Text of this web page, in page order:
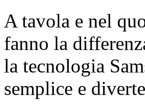
A tavola e nel
fanno la
la tecnologia
semplice e